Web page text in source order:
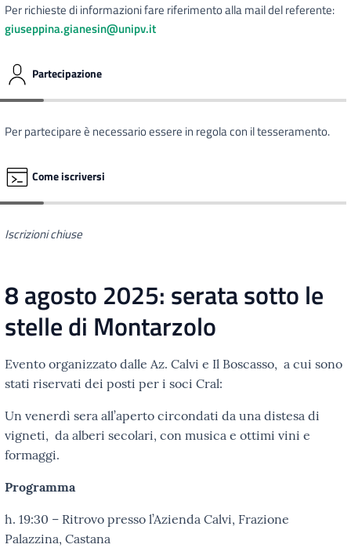
Per richieste di informazioni fare riferimento alla mail del referente:
giuseppina.gianesin@unipv.it
Partecipazione
Per partecipare è necessario essere in regola con il tesseramento.
Come iscriversi
Iscrizioni chiuse
8 agosto 2025: serata sotto le
stelle di Montarzolo
Evento organizzato dalle Az. Calvi e Il Boscasso, a cui sono
stati riservati dei posti per i soci Cral:
Un venerdì sera all’aperto circondati da una distesa di
vigneti, da alberi secolari, con musica e ottimi vini e
formaggi.
Programma
h. 19:30 – Ritrovo presso l’Azienda Calvi, Frazione
Palazzina, Castana